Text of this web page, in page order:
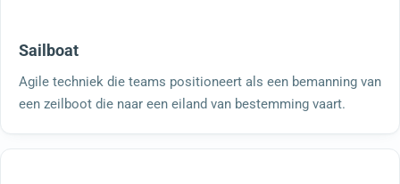
Sailboat
Agile techniek die teams positioneert als een bemanning van
een zeilboot die naar een eiland van bestemming vaart.